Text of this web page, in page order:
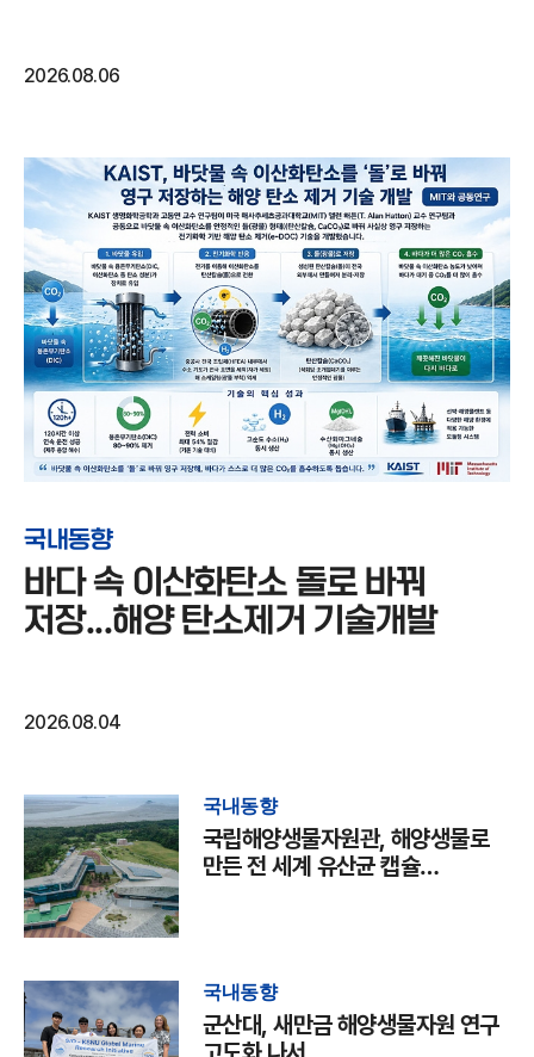
2026.08.06
국내동향
바다 속 이산화탄소 돌로 바꿔
저장...해양 탄소제거 기술개발
2026.08.04
국내동향
국립해양생물자원관, 해양생물로
만든 전 세계 유산균 캡슐
국내동향
군산대, 새만금 해양생물자원 연구